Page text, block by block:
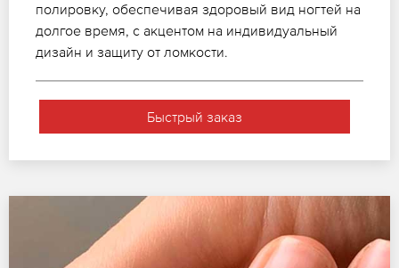
полировку, обеспечивая здоровый вид ногтей на
долгое время, с акцентом на индивидуальный
дизайн и защиту от ломкости.
Быстрый заказ